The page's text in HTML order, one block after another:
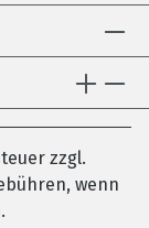
zzgl.
wenn